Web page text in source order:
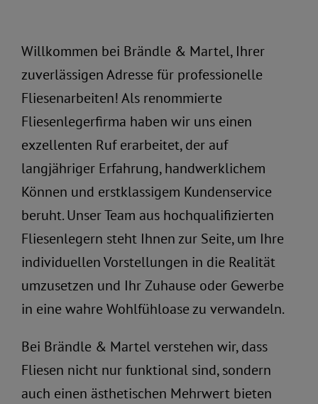
Willkommen bei Brändle & Martel, Ihrer
zuverlässigen Adresse für professionelle
Fliesenarbeiten! Als renommierte
Fliesenlegerfirma haben wir uns einen
exzellenten Ruf erarbeitet, der auf
langjähriger Erfahrung, handwerklichem
Können und erstklassigem Kundenservice
beruht. Unser Team aus hochqualifizierten
Fliesenlegern steht Ihnen zur Seite, um Ihre
individuellen Vorstellungen in die Realität
umzusetzen und Ihr Zuhause oder Gewerbe
in eine wahre Wohlfühloase zu verwandeln.
Bei Brändle & Martel verstehen wir, dass
Fliesen nicht nur funktional sind, sondern
auch einen ästhetischen Mehrwert bieten